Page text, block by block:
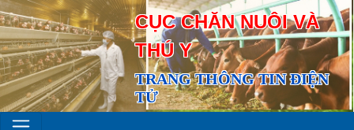
CỤC CHĂN NUÔI VÀ
THÚ Y
TRANG THÔNG TIN ĐIỆN
TỬ